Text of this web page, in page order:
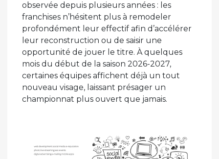
observée depuis plusieurs années : les
franchises n’hésitent plus à remodeler
profondément leur effectif afin d’accélérer
leur reconstruction ou de saisir une
opportunité de jouer le titre. À quelques
mois du début de la saison 2026-2027,
certaines équipes affichent déjà un tout
nouveau visage, laissant présager un
championnat plus ouvert que jamais.